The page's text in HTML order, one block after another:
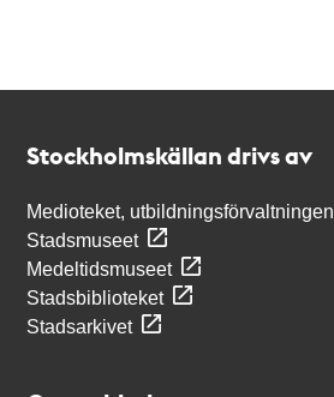
Stockholmskällan drivs av
Medioteket, utbildningsförvaltningen
Stadsmuseet
Medeltidsmuseet
Stadsbiblioteket
Stadsarkivet